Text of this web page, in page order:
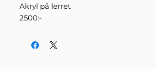
Akryl på lerret
2500:-